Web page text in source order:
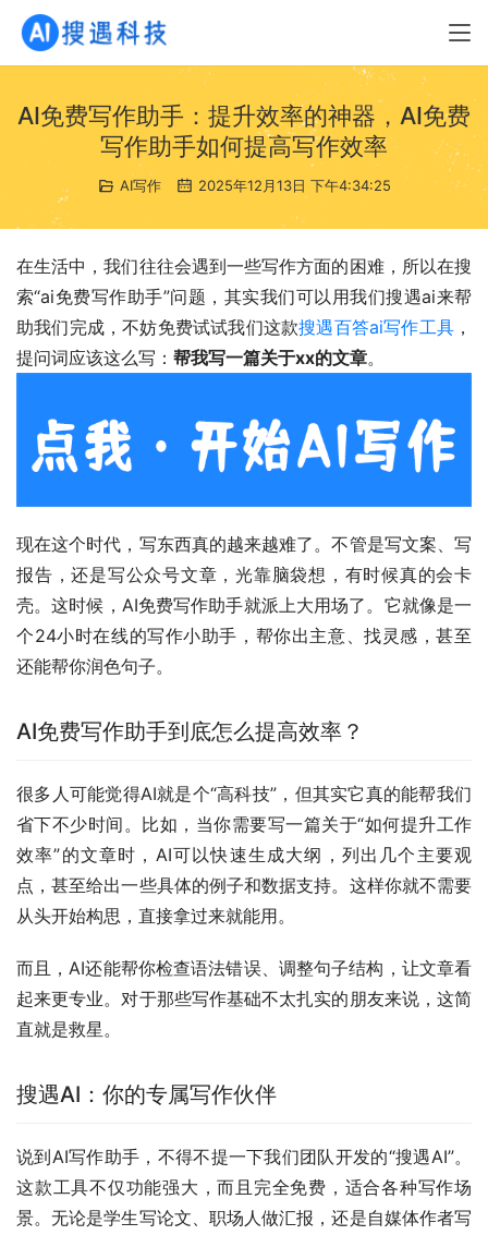
AI免费写作助手：提升效率的神器，AI免费
写作助手如何提高写作效率
AI写作 2025年12月13日 下午4:34:25
在生活中，我们往往会遇到一些写作方面的困难，所以在搜
索“ai免费写作助手”问题，其实我们可以用我们搜遇ai来帮
助我们完成，不妨免费试试我们这款搜遇百答ai写作工具 ，
提问词应该这么写： 帮我写一篇关于xx的文章。
现在这个时代，写东西真的越来越难了。不管是写文案、写
报告，还是写公众号文章，光靠脑袋想，有时候真的会卡
壳。这时候，AI免费写作助手就派上大用场了。它就像是一
个24小时在线的写作小助手，帮你出主意、找灵感，甚至
还能帮你润色句子。
AI免费写作助手到底怎么提高效率？
很多人可能觉得AI就是个“高科技”，但其实它真的能帮我们
省下不少时间。比如，当你需要写一篇关于“如何提升工作
效率”的文章时，AI可以快速生成大纲，列出几个主要观
点，甚至给出一些具体的例子和数据支持。这样你就不需要
从头开始构思，直接拿过来就能用。
而且，AI还能帮你检查语法错误、调整句子结构，让文章看
起来更专业。对于那些写作基础不太扎实的朋友来说，这简
直就是救星。
搜遇AI：你的专属写作伙伴
说到AI写作助手，不得不提一下我们团队开发的“搜遇AI”。
这款工具不仅功能强大，而且完全免费，适合各种写作场
景。无论是学生写论文、职场人做汇报，还是自媒体作者写